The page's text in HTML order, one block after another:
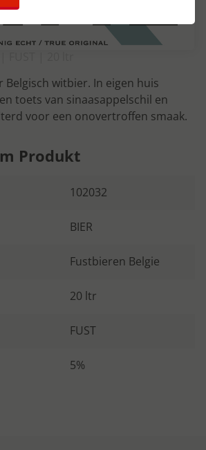
Belgisch witbier. In eigen huis
toets van sinaasappelschil en
voor een onovertroffen smaak.
Produkt
102032
BIER
Fustbieren Belgie
20 ltr
FUST
5%